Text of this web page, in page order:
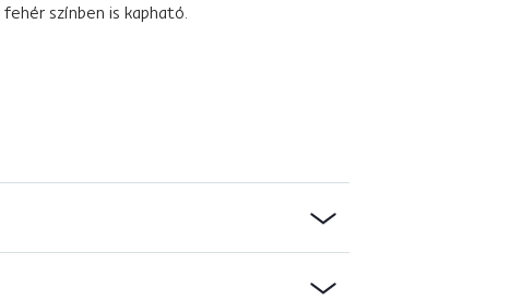
színben is kapható.